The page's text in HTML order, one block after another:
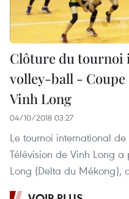
Clôture du tournoi
volley-ball - Coupe
Vinh Long
04/10/2018 03:27
Le tournoi international
Télévision de Vinh Long
Long (Delta du Mékong),